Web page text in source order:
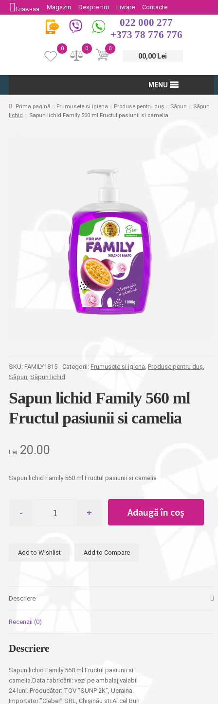
Главная Magazin Despre noi Livrare
Contacte
Protectia Consumatorului
Întoarcere
022 000 277
+373 78 776 776
0
00,00 Lei
0
0
MENU
Prima pagină Frumusete si igiena Produse pentru duș Săpun
Săpun
lichid
Sapun lichid Family 560 ml Fructul pasiunii si camelia
SKU: FAMILY1815 Categorii: Frumusete si igiena,Produse pentru duș,
Săpun, Săpun lichid
Sapun lichid Family 560 ml
Fructul pasiunii si camelia
Lei 20.00
Sapun lichid Family 560 ml Fructul pasiunii si camelia
Sapun
camelia
Adaugă în coș
Add to Wishlist Add to Compare
Descriere
Recenzii (0)
Descriere
Sapun lichid Family 560 ml Fructul pasiunii si
camelia.Data fabricării: vezi pe ambalaj,valabil
24 luni. Producător: TOV “SUNP 2K”, Ucraina.
Importator:”Cleber” SRL, Chișinău str.Al.cel Bun